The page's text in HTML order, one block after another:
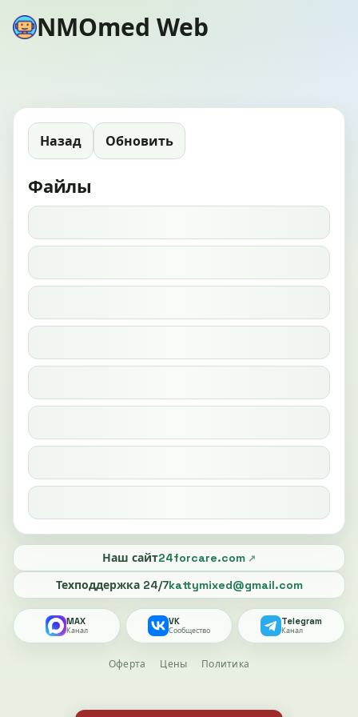
NMOmed Web
Назад Обновить
Файлы
Наш сайт24forcare.com
Техподдержка 24/7kattymixed@gmail.com
MAX
Канал
VK
Сообщество
Telegram
Канал
Оферта Цены Политика